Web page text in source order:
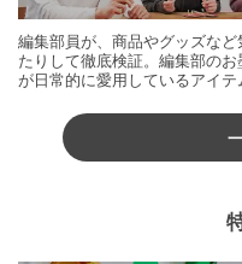
編集部員が、商品やグッズな
たりして徹底検証。編集部の
が日常的に愛用しているアイテ